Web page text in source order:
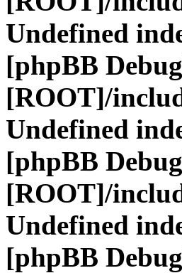
Undefined
[phpBB
[ROOT]/
Undefined
[phpBB
[ROOT]/
Undefined
[phpBB